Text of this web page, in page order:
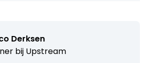
Derksen
bij Upstream